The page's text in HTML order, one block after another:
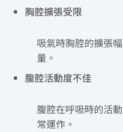
胸腔擴張受限
吸氣時胸腔的擴張
量。
腹腔活動度不佳
腹腔在呼吸時的活
常運作。